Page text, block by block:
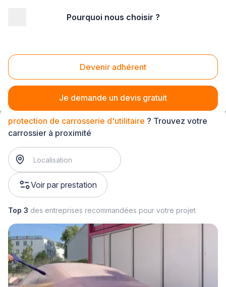
Pourquoi nous choisir ?
Devenir adhérent
Je demande un devis gratuit
Protection de carrosserie d'utilitaire
protection de carrosserie d'utilitaire ? Trouvez votre
carrossier à proximité
Voir par prestation
Top 3 des entreprises recommandées pour votre projet